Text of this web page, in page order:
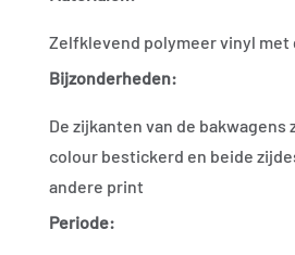
Zelfklevend polymeer vinyl met
Bijzonderheden:
De zijkanten van de bakwagens
colour bestickerd en beide
andere print
Periode: